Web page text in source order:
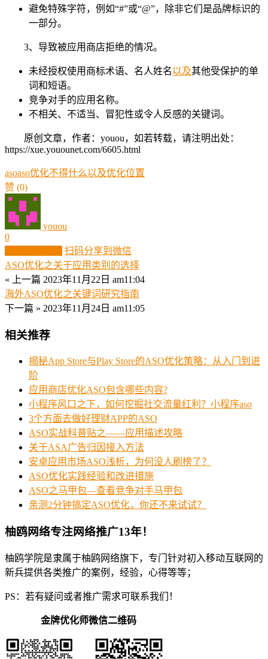
避免特殊字符，例如“#”或“@”，除非它们是品牌标识的
一部分。
3、导致被应用商店拒绝的情况。
未经授权使用商标术语、名人姓名以及其他受保护的单
词和短语。
竞争对手的应用名称。
不相关、不适当、冒犯性或令人反感的关键词。
原创文章，作者：youou，如若转载，请注明出处：
https://xue.youounet.com/6605.html
asoaso优化不得什么以及优化位置
赞 (0)
youou
0
扫码分享到微信
ASO优化之关于应用类别的选择
« 上一篇 2023年11月22日 am11:04
海外ASO优化之关键词研究指南
下一篇 » 2023年11月24日 am11:05
相关推荐
揭秘App Store与Play Store的ASO优化策略：从入门到进
阶
应用商店优化ASO包含哪些内容?
小程序风口之下，如何挖掘社交流量红利？小程序aso
3个方面去做好理财APP的ASO
ASO实战科普贴之——应用描述攻略
关于ASA广告归因接入方法
安卓应用市场ASO浅析，为何没人刷榜了？
ASO优化实践经验和改进措施
ASO之马甲包—查看竞争对手马甲包
亲测2分钟搞定ASO优化，你还不来试试？
柚鸥网络专注网络推广13年！
柚鸥学院是隶属于柚鸥网络旗下，专门针对初入移动互联网的
新兵提供各类推广的案例，经验，心得等等；
PS：若有疑问或者推广需求可联系我们！
金牌优化师微信二维码